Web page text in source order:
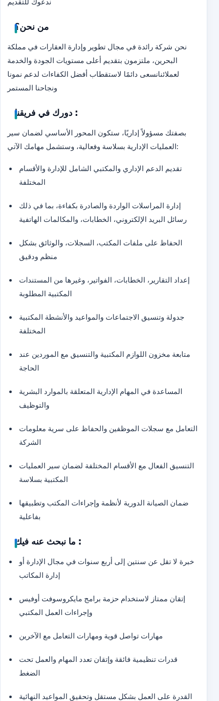
ندعوك للتقديم
من نحن؟
نحن شركة رائدة في مجال تطوير وإدارة العقارات في مملكة
البحرين، ملتزمون بتقديم أعلى مستويات الجودة والخدمة
لعملائنانسعى دائمًا لاستقطاب أفضل الكفاءات لدعم نمونا
ونجاحنا المستمر
دورك في فريقنا :
بصفتك مسؤولاً إداريًا، ستكون المحور الأساسي لضمان سير
العمليات الإدارية بسلاسة وفعالية، وستشمل مهامك الآتي:
تقديم الدعم الإداري والمكتبي الشامل للإدارة والأقسام
المختلفة
إدارة المراسلات الواردة والصادرة بكفاءة، بما في ذلك
رسائل البريد الإلكتروني، الخطابات، والمكالمات الهاتفية
الحفاظ على ملفات المكتب، السجلات، والوثائق بشكل
منظم ودقيق
إعداد التقارير، الخطابات، الفواتير، وغيرها من المستندات
المكتبية المطلوبة
جدولة وتنسيق الاجتماعات والمواعيد والأنشطة المكتبية
المختلفة
متابعة مخزون اللوازم المكتبية والتنسيق مع الموردين عند
الحاجة
المساعدة في المهام الإدارية المتعلقة بالموارد البشرية
والتوظيف
التعامل مع سجلات الموظفين والحفاظ على سرية معلومات
الشركة
التنسيق الفعال مع الأقسام المختلفة لضمان سير العمليات
المكتبية بسلاسة
ضمان الصيانة الدورية لأنظمة وإجراءات المكتب وتطبيقها
بفاعلية
ما نبحث عنه فيك :
خبرة لا تقل عن سنتين إلى أربع سنوات في مجال الإدارة أو
إدارة المكاتب
إتقان ممتاز لاستخدام حزمة برامج مايكروسوفت أوفيس
وإجراءات العمل المكتبي
مهارات تواصل قوية ومهارات التعامل مع الآخرين
قدرات تنظيمية فائقة وإتقان تعدد المهام والعمل تحت
الضغط
القدرة على العمل بشكل مستقل وتحقيق المواعيد النهائية